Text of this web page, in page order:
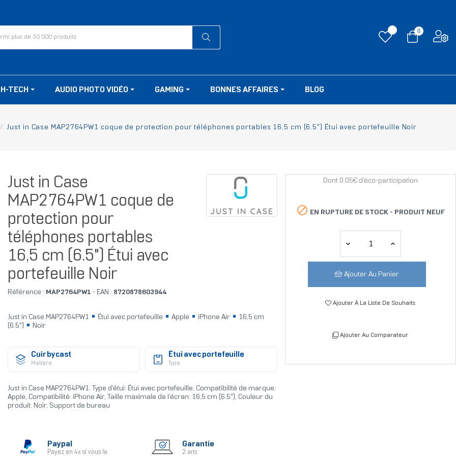
0
TECH AUDIO PHOTO VIDÉO GAMING BONNES AFFAIRES BLOG
Just in Case MAP2764PW1 coque de protection pour téléphones portables 16,5 cm (6.5") Étui avec portefeuille Noir
Just in Case
MAP2764PW1 coque de
protection pour
téléphones portables
16,5 cm (6.5") Étui avec
portefeuille Noir
Référence : MAP2764PW1 - EAN : 8720878603944
Just in Case MAP2764PW1 Étui avec portefeuille Apple iPhone Air
16,5 cm
(6.5")
Noir
Cuir bycast
Matière
Étui avec portefeuille
Type
Just in Case MAP2764PW1. Type d'étui: Étui avec portefeuille, Compatibilité de marque:
Apple, Compatibilité: iPhone Air, Taille maximale de l’écran: 16,5 cm (6.5"), Couleur du
produit: Noir, Support de bureau
Paypal
Payez en 4x si vous le
Garantie
2 ans
Dont 0.05€ d'éco-participation
 EN RUPTURE DE STOCK - PRODUIT NEUF
Ajouter Au Panier
Ajouter À La Liste De Souhaits
Ajouter Au Comparateur